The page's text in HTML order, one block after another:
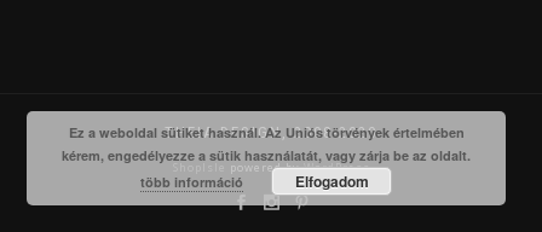
THEIA DESIGN, 2008-2020
powered byWordPress
Ez a weboldal sütiket használ. Az Uniós törvények értelmében
kérem, engedélyezze a sütik használatát, vagy zárja be az oldalt.
több információ
Elfogadom